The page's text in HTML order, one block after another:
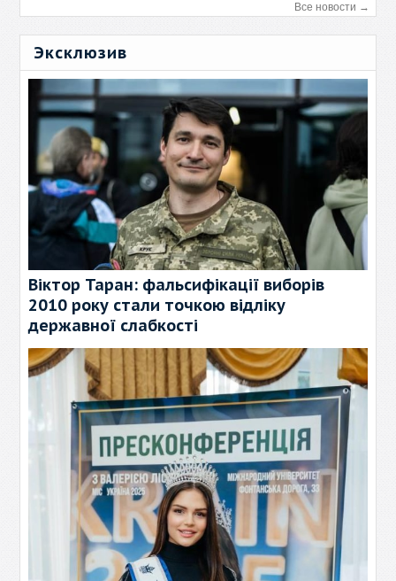
Все новости →
Эксклюзив
Віктор Таран: фальсифікації виборів
2010 року стали точкою відліку
державної слабкості